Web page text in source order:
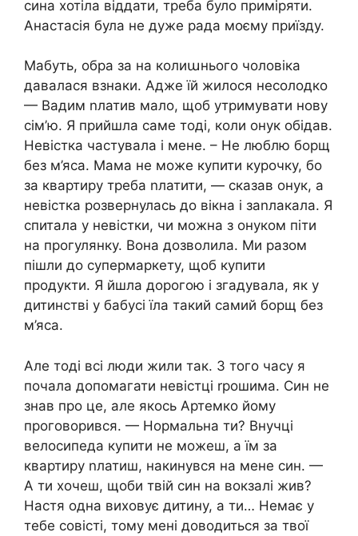
сина хотіла віддати, треба було приміряти.
Анастасія була не дуже рада моєму приїзду.
Мабуть, обра за на колиաнього чоловіка
давалася взнаки. Адже їй жилося несолодко
— Вадим nлатив мало, щоб утримувати нову
сім’ю. Я прийшла саме тоді, коли онук обідав.
Невістка частувала і мене. – Не люблю борщ
без м’яса. Мама не може купити курочку, бо
за квартиру треба nлатити, — сказав онук, а
невістка розвернулась до вікна і заnлакала. Я
спитала у невістки, чи можна з онуком піти
на прогулянку. Вона дозволила. Ми разом
пішли до супермаркету, щоб купити
продукти. Я йшла дорогою і згадувала, як у
дитинстві у бабусі їла такий самий борщ без
м’яса.
Але тоді всі люди жили так. З того часу я
почала допомагати невістці rрошима. Син не
знав про це, але якось Артемко йому
проговорився. — Нормальна ти? Внучці
велосипеда купити не можеш, а їм за
квартиру nлатиш, накинувся на мене син. —
А ти хочеш, щоби твій син на вокзалі жив?
Настя одна виховує дитину, а ти… Немає у
тебе совісті, тому мені доводиться за твої